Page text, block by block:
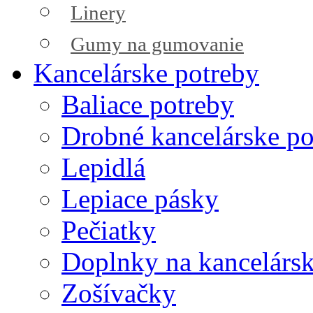
Linery
Gumy na gumovanie
Kancelárske potreby
Baliace potreby
Drobné kancelárske
Lepidlá
Lepiace pásky
Pečiatky
Doplnky na
Zošívačky